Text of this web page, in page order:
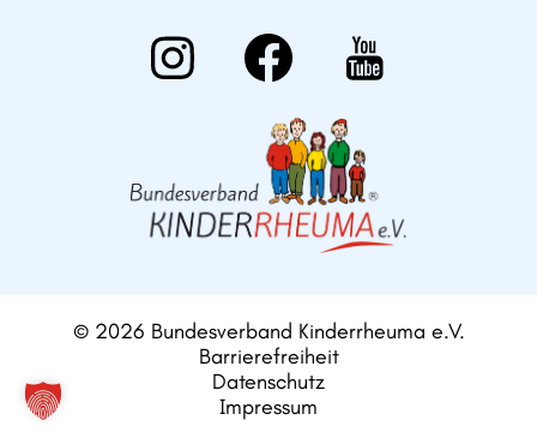
© 2026 Bundesverband Kinderrheuma e.V.
Barrierefreiheit
Datenschutz
Impressum